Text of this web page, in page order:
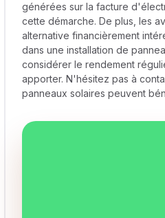
générées sur la facture
cette démarche. De plus, les
alternative financièrement
dans une installation de
considérer le rendement
apporter. N'hésitez pas à
panneaux solaires peuvent